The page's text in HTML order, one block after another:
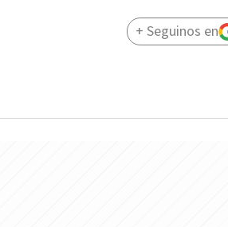
+ Seguinos en